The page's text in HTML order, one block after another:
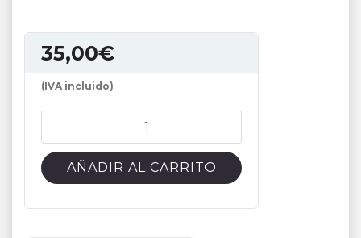
35,00€
(IVA incluido)
CONSERJE
DE
TORREMOLINOS
AÑADIR AL CARRITO